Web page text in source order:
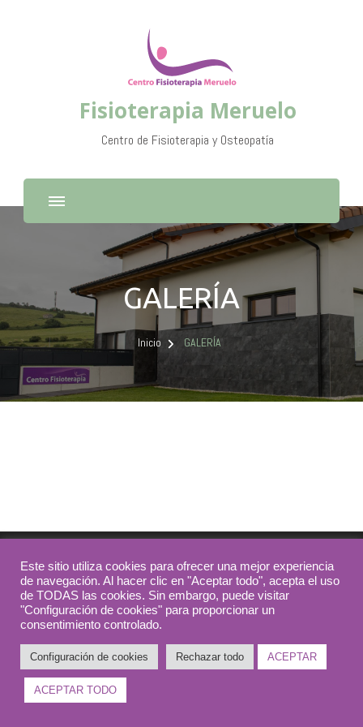
Fisioterapia Meruelo
Centro de Fisioterapia y Osteopatía
GALERÍA
Inicio GALERÍA
© Copyright 2026Fisioterapia Meruelo. Todos los derechos
reservados.
Blossom Spa | Desarrollado porBlossom Themes .Funciona con
WordPress
Este sitio utiliza cookies para ofrecer una mejor experiencia
de navegación. Al hacer clic en "Aceptar todo", acepta el uso
de TODAS las cookies. Sin embargo, puede visitar
"Configuración de cookies" para proporcionar un
consentimiento controlado.
Configuración de cookies Rechazar todo ACEPTAR
ACEPTAR TODO